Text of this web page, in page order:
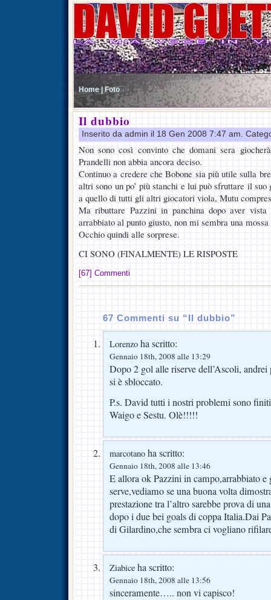
Home | Foto
Il dubbio
Inserito da admin il 18 Gen 2008 7:47 am.
Non sono così convinto che domani sera
Prandelli non abbia ancora deciso.
Continuo a credere che Bobone sia più utile sulla
altri sono un po’ più stanchi e lui può sfruttare il suo
a quello di tutti gli altri giocatori viola, Mutu
Ma ributtare Pazzini in panchina dopo aver
arrabbiato al punto giusto, non mi sembra una
Occhio quindi alle sorprese.
CI SONO (FINALMENTE) LE RISPOSTE
[67] Commenti
67 Commenti su “Il dubbio”
Lorenzo ha scritto:
Gennaio 18th, 2008 alle 13:29
Dopo 2 gol alle riserve dell’Ascoli,
si è sbloccato.
P.s. David tutti i nostri problemi sono
Waigo e Sestu. Olè!!!!!
marcotano ha scritto:
Gennaio 18th, 2008 alle 13:46
E allora ok Pazzini in campo,arrabbiato e
serve,vediamo se una buona volta
prestazione tra l’altro sarebbe prova di
dopo i due bei goals di coppa Italia.Dai
di Gilardino,che sembra ci vogliano
Ziabice ha scritto:
Gennaio 18th, 2008 alle 13:56
sinceramente….. non vi capisco!